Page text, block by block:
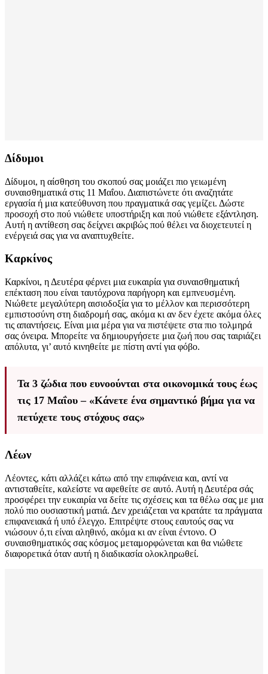
Δίδυμοι
Δίδυμοι, η αίσθηση του σκοπού σας μοιάζει πιο γειωμένη
συναισθηματικά στις 11 Μαΐου. Διαπιστώνετε ότι αναζητάτε
εργασία ή μια κατεύθυνση που πραγματικά σας γεμίζει. Δώστε
προσοχή στο πού νιώθετε υποστήριξη και πού νιώθετε εξάντληση.
Αυτή η αντίθεση σας δείχνει ακριβώς πού θέλει να διοχετευτεί η
ενέργειά σας για να αναπτυχθείτε.
Καρκίνος
Καρκίνοι, η Δευτέρα φέρνει μια ευκαιρία για συναισθηματική
επέκταση που είναι ταυτόχρονα παρήγορη και εμπνευσμένη.
Νιώθετε μεγαλύτερη αισιοδοξία για το μέλλον και περισσότερη
εμπιστοσύνη στη διαδρομή σας, ακόμα κι αν δεν έχετε ακόμα όλες
τις απαντήσεις. Είναι μια μέρα για να πιστέψετε στα πιο τολμηρά
σας όνειρα. Μπορείτε να δημιουργήσετε μια ζωή που σας ταιριάζει
απόλυτα, γι’ αυτό κινηθείτε με πίστη αντί για φόβο.
Τα 3 ζώδια που ευνοούνται στα οικονομικά τους έως
τις 17 Μαΐου – «Κάνετε ένα σημαντικό βήμα για να
πετύχετε τους στόχους σας»
Λέων
Λέοντες, κάτι αλλάζει κάτω από την επιφάνεια και, αντί να
αντισταθείτε, καλείστε να αφεθείτε σε αυτό. Αυτή η Δευτέρα σάς
προσφέρει την ευκαιρία να δείτε τις σχέσεις και τα θέλω σας με μια
πολύ πιο ουσιαστική ματιά. Δεν χρειάζεται να κρατάτε τα πράγματα
επιφανειακά ή υπό έλεγχο. Επιτρέψτε στους εαυτούς σας να
νιώσουν ό,τι είναι αληθινό, ακόμα κι αν είναι έντονο. Ο
συναισθηματικός σας κόσμος μεταμορφώνεται και θα νιώθετε
διαφορετικά όταν αυτή η διαδικασία ολοκληρωθεί.